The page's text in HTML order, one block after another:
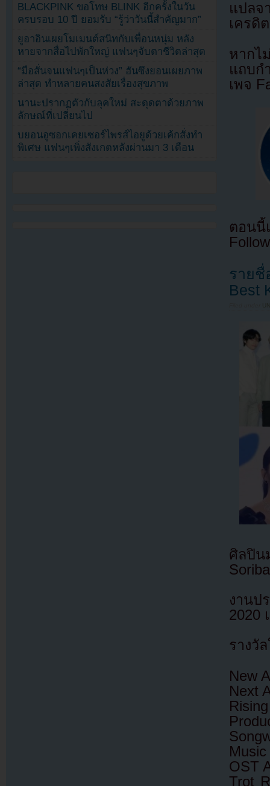
แปล
เครดิ
หากไ
แถบก
เพจ
ตอนนี้
รายชื่
Best
ศิลปิน
งาน
2020
รางวั
New
Next
OST
Trot
BLACKPINK ขอโทษ BLINK อีกครั้งในวัน
ครบรอบ 10 ปี ยอมรับ “รู้ว่าวันนี้สำคัญมาก”
ยูอาอินเผยโมเมนต์สนิทกับเพื่อนหนุ่ม หลัง
หายจากสื่อไปพักใหญ่ แฟนๆจับตาชีวิตล่าสุด
“มือสั่นจนแฟนๆเป็นห่วง” ฮันซึงยอนเผยภาพ
ล่าสุด ทำหลายคนสงสัยเรื่องสุขภาพ
นานะปรากฏตัวกับลุคใหม่ สะดุดตาด้วยภาพ
ลักษณ์ที่เปลี่ยนไป
บยอนอูซอกเคยเซอร์ไพรส์ไอยูด้วยเค้กสั่งทำ
พิเศษ แฟนๆเพิ่งสังเกตหลังผ่านมา 3 เดือน